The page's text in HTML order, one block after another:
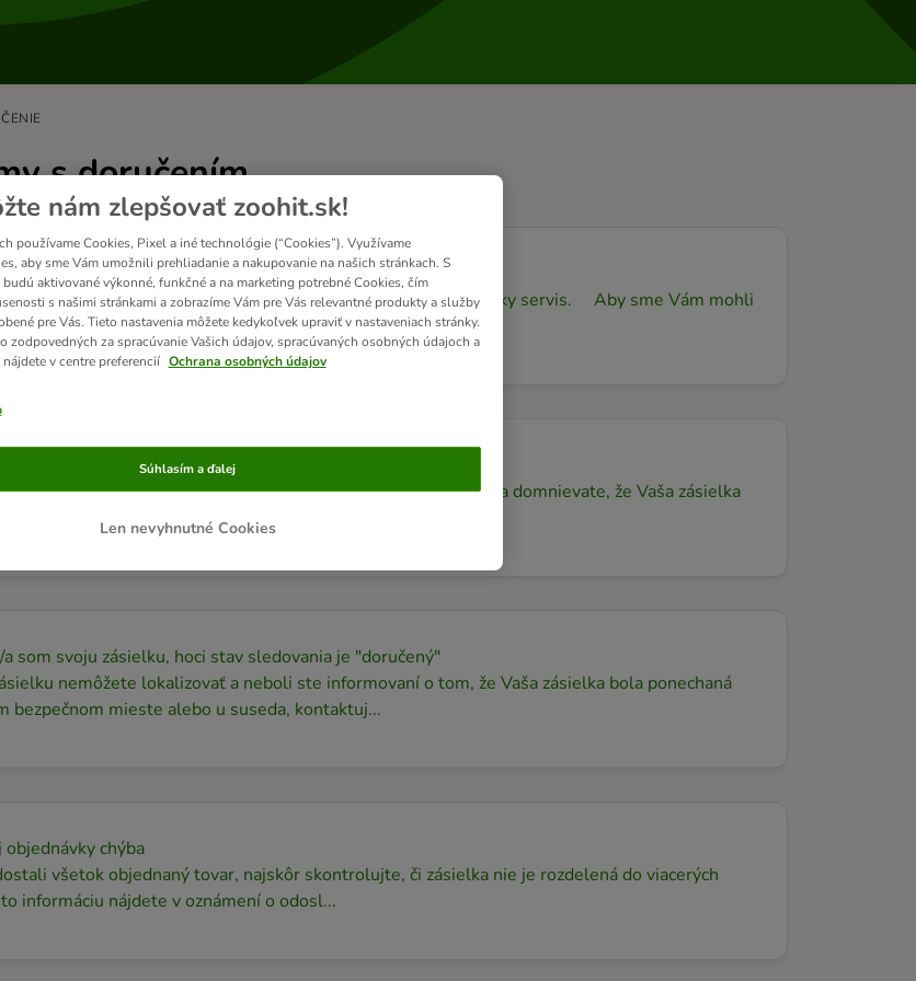
s doručením
produkt je poškodený
poškodenú zásielku alebo produkt, kontaktujte náš zákaznícky servis. Aby sme Vám mohli
pomôcť, pripravte si, prosím, n...
dodávky oneskoria z dôvodov, ktoré nemôžeme ovplyvniť. Ak sa domnievate, že Vaša zásielka
doručená, skontrolujte stav doručenia pomoc...
som svoju zásielku, hoci stav sledovania je "doručený"
nemôžete lokalizovať a neboli ste informovaní o tom, že Vaša zásielka bola ponechaná
bezpečnom mieste alebo u suseda, kontaktuj...
chýba
všetok objednaný tovar, najskôr skontrolujte, či zásielka nie je rozdelená do viacerých
informáciu nájdete v oznámení o odosl...
nám zlepšovať zoohit.sk!
používame Cookies, Pixel a iné technológie (“Cookies”). Využívame
aby sme Vám umožnili prehliadanie a nakupovanie na našich stránkach. S
aktivované výkonné, funkčné a na marketing potrebné Cookies, čím
s našimi stránkami a zobrazíme Vám pre Vás relevantné produkty a služby
pre Vás. Tieto nastavenia môžete kedykoľvek upraviť v nastaveniach stránky.
zodpovedných za spracúvanie Vašich údajov, spracúvaných osobných údajoch a
v centre preferencií Ochrana osobných údajov
Len nevyhnutné Cookies
Súhlasím a ďalej